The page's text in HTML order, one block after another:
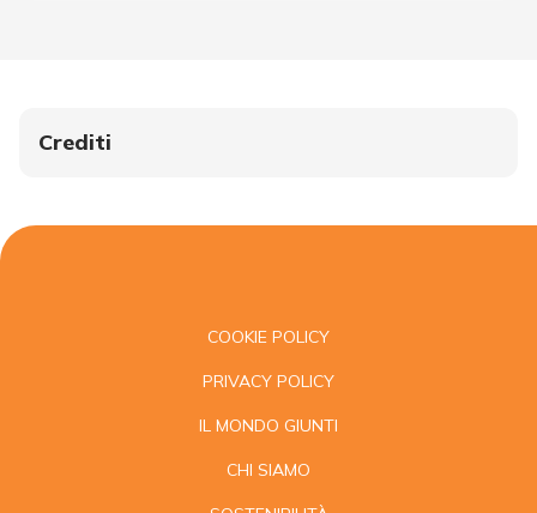
Crediti
COOKIE POLICY
PRIVACY POLICY
IL MONDO GIUNTI
CHI SIAMO